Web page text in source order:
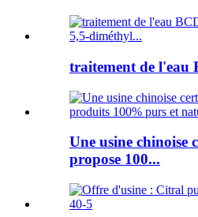
traitement de l'eau
Une usine chinoise
propose 100...